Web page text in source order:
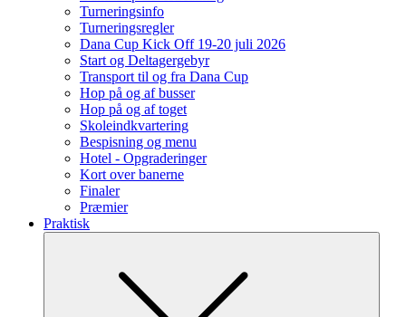
Turneringsinfo
Turneringsregler
Dana Cup Kick Off 19-20 juli 2026
Start og Deltagergebyr
Transport til og fra Dana Cup
Hop på og af busser
Hop på og af toget
Skoleindkvartering
Bespisning og menu
Hotel - Opgraderinger
Kort over banerne
Finaler
Præmier
Praktisk